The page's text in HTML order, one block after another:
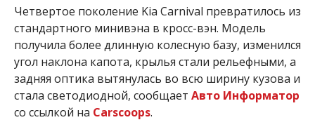
Четвертое поколение Kia Carnival превратилось из
стандартного минивэна в кросс-вэн. Модель
получила более длинную колесную базу, изменился
угол наклона капота, крылья стали рельефными, а
задняя оптика вытянулась во всю ширину кузова и
стала светодиодной, сообщает Авто Информатор
со ссылкой на Carscoops.